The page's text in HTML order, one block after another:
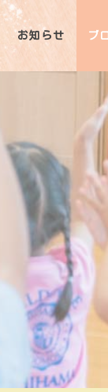
お知らせ ブ